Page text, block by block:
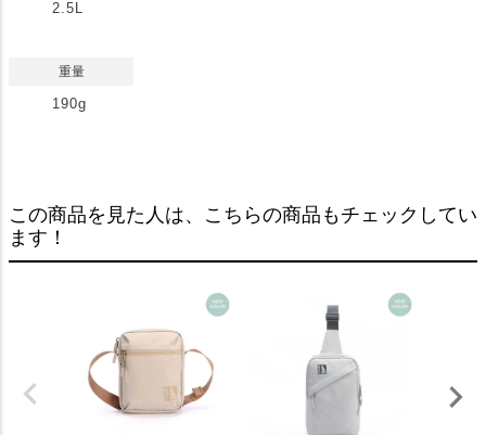
2.5L
重量
190g
この商品を見た人は、こちらの商品もチェックしてい
ます！